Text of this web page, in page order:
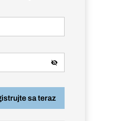
sa teraz